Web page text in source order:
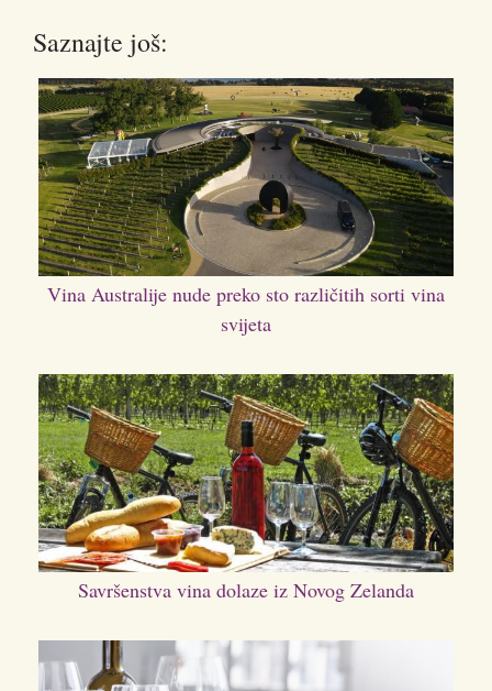
Saznajte još:
Vina Australije nude preko sto različitih sorti vina
svijeta
Savršenstva vina dolaze iz Novog Zelanda